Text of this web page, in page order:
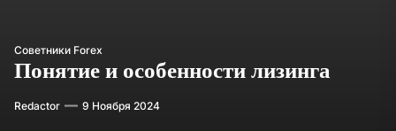
Советники Forex
Понятие и особенности лизинга
Redactor 9 Ноября 2024